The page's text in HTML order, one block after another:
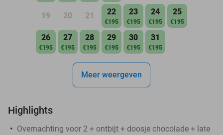
19 20 21 22
€195
23
€195
24
€195
25
€195
26
€195
27
€195
28
€195
29
€195
30
€195
31
€195
Meer weergeven
Highlights
Overnachting voor 2 + ontbijt + doosje chocolade + late